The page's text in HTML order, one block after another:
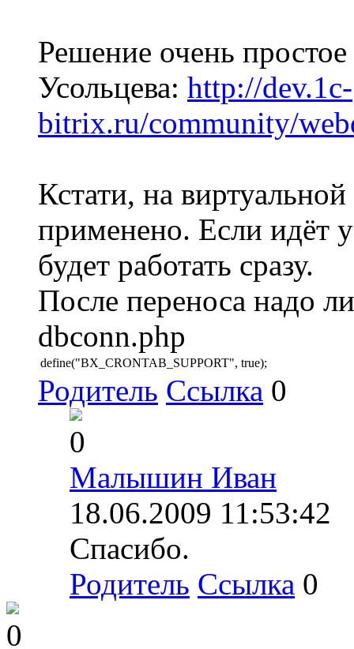
Решение очень
Усольцева: http://dev.1c-
bitrix.ru/community/
Кстати, на
применено. Если идёт
будет работать сразу.
После переноса надо
dbconn.php
define("BX_CRONTAB_SUPPORT", true);
Родитель Ссылка 0
0
Малышин Иван
18.06.2009 11:53:42
Спасибо.
Родитель Ссылка 0
0